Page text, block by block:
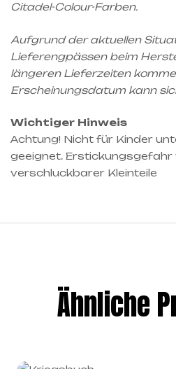
Citadel-Colour-Farben.
Aufgrund der aktuellen
Lieferengpässen beim
längeren Lieferzeiten
Erscheinungsdatum kann
Wichtiger Hinweis
Achtung! Nicht für Kinder
geeignet. Erstickungsgefahr
verschluckbarer Kleinteile
Ähnliche